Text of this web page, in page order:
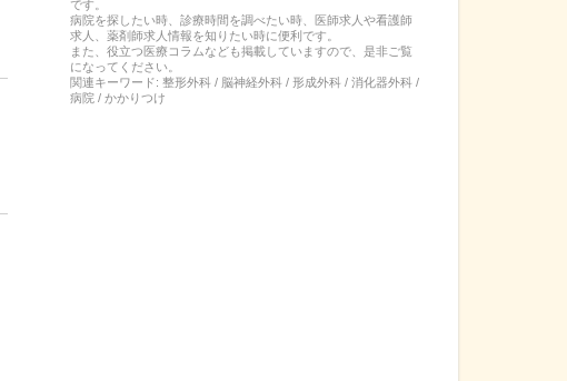
です。
病院を探したい時、診療時間を調べたい時、医師求人や看護師
求人、薬剤師求人情報を知りたい時に便利です。
また、役立つ医療コラムなども掲載していますので、是非ご覧
になってください。
関連キーワード: 整形外科 / 脳神経外科 / 形成外科 / 消化器外科 /
病院 / かかりつけ